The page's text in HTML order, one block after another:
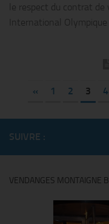
le respect du contrat
International Olympique
« 1 2 3 4
SUIVRE :
VENDANGES MONTAIGNE